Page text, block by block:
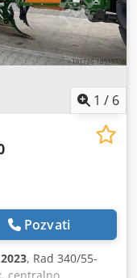
1 / 6
Pozvati
2023, Rad 340/55-